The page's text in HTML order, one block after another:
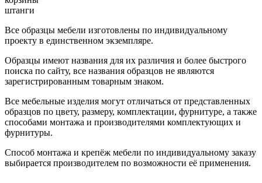
штанги
Все образцы мебели изготовлены по индивидуальному
проекту в единственном экземпляре.
Образцы имеют названия для их различия и более быстрого
поиска по сайту, все названия образцов не являются
зарегистрированным товарным знаком.
Все мебельные изделия могут отличаться от представленных
образцов по цвету, размеру, комплектации, фурнитуре, а также
способами монтажа и производителями комплектующих и
фурнитуры.
Способ монтажа и крепёж мебели по индивидуальному заказу
выбирается производителем по возможности её применения.